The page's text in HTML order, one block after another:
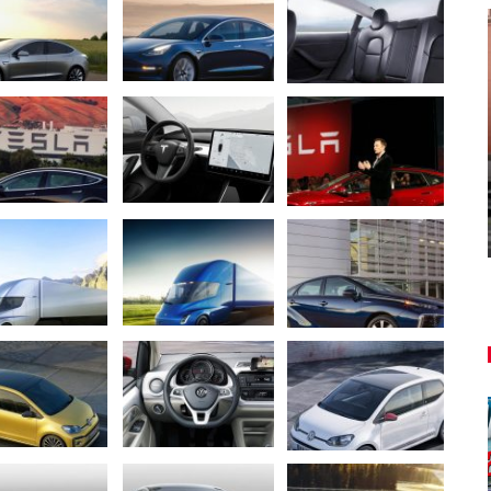
AUTO TESTY
TEST: Lexus UX sa pomaly lúči,
oplatí sa kúpiť ešte…
Peter varga aug 7, 2026 0